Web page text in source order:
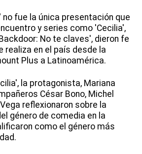
no fue la única presentación que
y series como 'Cecilia',
No te claves', dieron fe
realiza en el país desde la
Plus a Latinoamérica.
la protagonista, Mariana
César Bono, Michel
reflexionaron sobre la
género de comedia en la
como el género más